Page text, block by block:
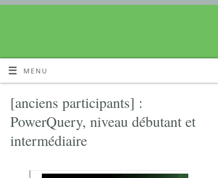
MENU
[anciens participants] :
PowerQuery, niveau débutant et
intermédiaire